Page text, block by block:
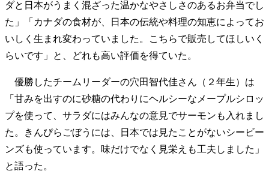
ダと日本がうまく混ざった温かなやさしさのあるお弁当でし
た」「カナダの食材が、日本の伝統や料理の知恵によってお
いしく生まれ変わっていました。こちらで販売してほしいく
らいです」と、どれも高い評価を得ていた。
優勝したチームリーダーの穴田智代佳さん（２年生）は
「甘みを出すのに砂糖の代わりにヘルシーなメープルシロッ
プを使って、サラダにはみんなの意見でサーモンも入れまし
た。きんぴらごぼうには、日本では見たことがないシービー
ンズも使っています。味だけでなく見栄えも工夫しました」
と語った。